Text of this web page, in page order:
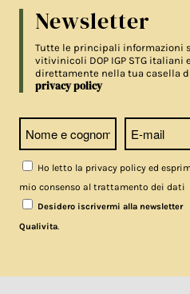
Newsletter
Tutte le principali informazioni
vitivinicoli DOP IGP STG
direttamente nella tua casella
privacy policy
Ho letto la privacy policy ed
mio consenso al trattamento dei dati
Desidero iscrivermi alla newsletter
Qualivita